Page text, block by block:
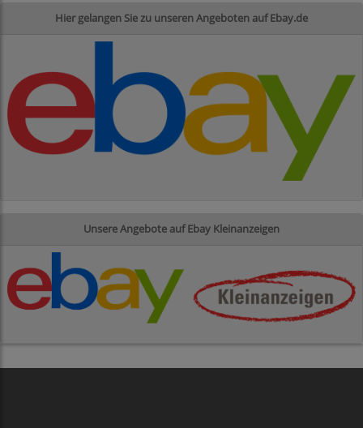
Hier gelangen Sie zu unseren Angeboten auf Ebay.de
Unsere Angebote auf Ebay Kleinanzeigen